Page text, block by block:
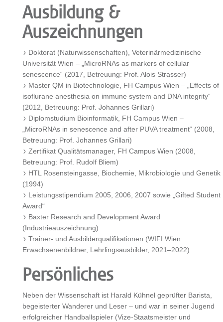
Ausbildung &
Auszeichnungen
Doktorat (Naturwissenschaften), Veterinärmedizinische
Universität Wien – „MicroRNAs as markers of cellular
senescence“ (2017, Betreuung: Prof. Alois Strasser)
Master QM in Biotechnologie, FH Campus Wien – „Effects of
isoflurane anesthesia on immune system and DNA integrity“
(2012, Betreuung: Prof. Johannes Grillari)
Diplomstudium Bioinformatik, FH Campus Wien –
„MicroRNAs in senescence and after PUVA treatment“ (2008,
Betreuung: Prof. Johannes Grillari)
Zertifikat Qualitätsmanager, FH Campus Wien (2008,
Betreuung: Prof. Rudolf Bliem)
HTL Rosensteingasse, Biochemie, Mikrobiologie und Genetik
(1994)
Leistungsstipendium 2005, 2006, 2007 sowie „Gifted Student
Award“
Baxter Research and Development Award
(Industrieauszeichnung)
Trainer- und Ausbilderqualifikationen (WIFI Wien:
Erwachsenenbildner, Lehrlingsausbilder, 2021–2022)
Persönliches
Neben der Wissenschaft ist Harald Kühnel geprüfter Barista,
begeisterter Wanderer und Leser – und war in seiner Jugend
erfolgreicher Handballspieler (Vize-Staatsmeister und